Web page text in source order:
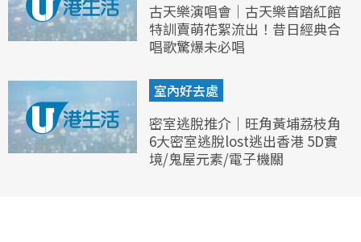
古天樂演唱會｜古天樂首踏紅館
特訓賣萌花絮流出！昔日經典合
唱歌驚爆未必唱
室內好去處
密室逃脫推介｜旺角黃埔荔枝角
6大密室逃脫lost逃出香港 5D實
境/鬼屋元素/電子機關